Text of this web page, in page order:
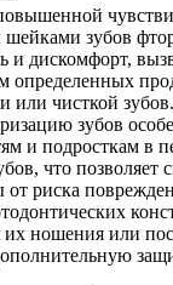
зубов
и дискомфорт,
определенных
или чисткой зубов.
зубов
и подросткам в
что позволяет
от риска
их ношения или